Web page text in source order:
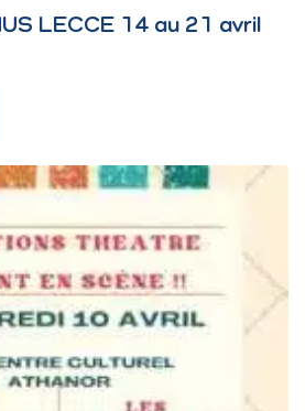
LECCE 14 au 21 avril